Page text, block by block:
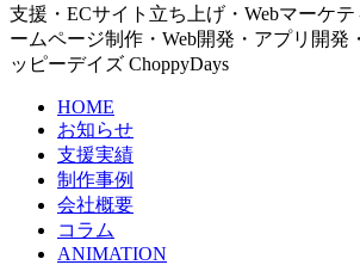
支援・ECサイト立ち上げ・Webマーケ
ームページ制作・Web開発・アプリ開発
ッピーデイズ ChoppyDays
HOME
お知らせ
支援実績
制作事例
会社概要
コラム
ANIMATION